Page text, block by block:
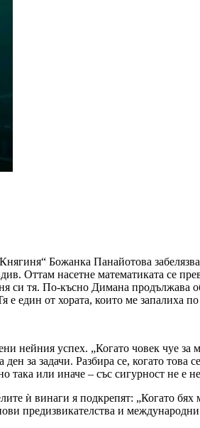
Божанка Панайотова
Оттам насетне математиката се
си тя. По-късно Димана продължава
един от хората, които ме запалиха
нейния успех. „Когато човек чуе
за задачи. Разбира се, когато това
така или иначе – със сигурност не е
ѝ винаги я подкрепят: „Когато
предизвикателства и